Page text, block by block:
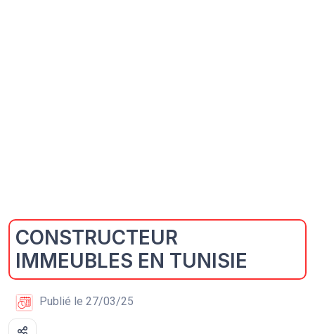
CONSTRUCTEUR
IMMEUBLES EN TUNISIE
Publié le 27/03/25